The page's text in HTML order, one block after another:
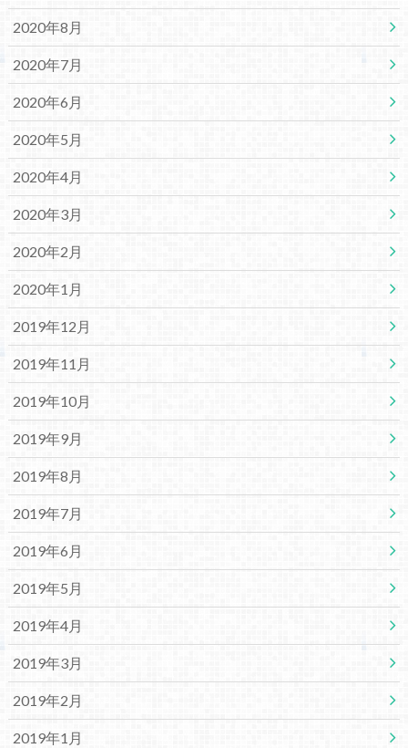
2020年8月
2020年7月
2020年6月
2020年5月
2020年4月
2020年3月
2020年2月
2020年1月
2019年12月
2019年11月
2019年10月
2019年9月
2019年8月
2019年7月
2019年6月
2019年5月
2019年4月
2019年3月
2019年2月
2019年1月